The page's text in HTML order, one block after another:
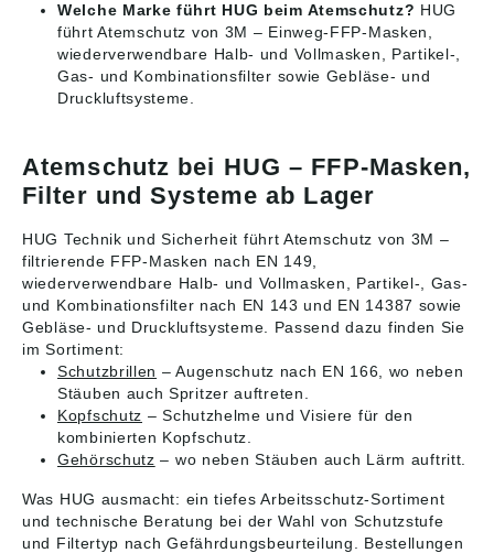
Welche Marke führt HUG beim Atemschutz? HUG
führt Atemschutz von 3M – Einweg-FFP-Masken,
wiederverwendbare Halb- und Vollmasken, Partikel-,
Gas- und Kombinationsfilter sowie Gebläse- und
Druckluftsysteme.
Atemschutz bei HUG – FFP-Masken,
Filter und Systeme ab Lager
HUG Technik und Sicherheit führt Atemschutz von 3M –
filtrierende FFP-Masken nach EN 149,
wiederverwendbare Halb- und Vollmasken, Partikel-, Gas-
und Kombinationsfilter nach EN 143 und EN 14387 sowie
Gebläse- und Druckluftsysteme. Passend dazu finden Sie
im Sortiment:
Schutzbrillen – Augenschutz nach EN 166, wo neben
Stäuben auch Spritzer auftreten.
Kopfschutz – Schutzhelme und Visiere für den
kombinierten Kopfschutz.
Gehörschutz – wo neben Stäuben auch Lärm auftritt.
Was HUG ausmacht: ein tiefes Arbeitsschutz-Sortiment
und technische Beratung bei der Wahl von Schutzstufe
und Filtertyp nach Gefährdungsbeurteilung. Bestellungen